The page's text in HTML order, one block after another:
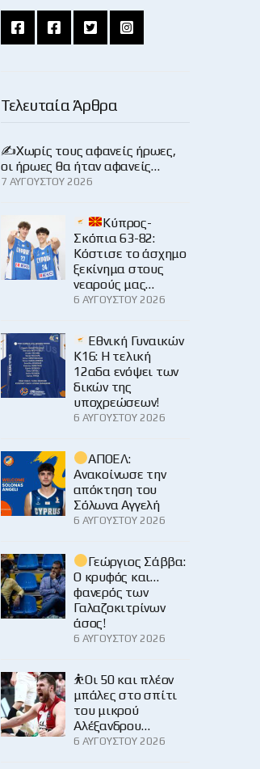
Τελευταία Άρθρα
✍️Χωρίς τους αφανείς ήρωες,
οι ήρωες θα ήταν αφανείς…
7 ΑΥΓΟΎΣΤΟΥ 2026
Κύπρος-
Σκόπια 63-82:
Κόστισε το άσχημο
ξεκίνημα στους
νεαρούς μας…
6 ΑΥΓΟΎΣΤΟΥ 2026
Εθνική Γυναικών
Κ16: Η τελική
12αδα ενόψει των
δικών της
υποχρεώσεων!
6 ΑΥΓΟΎΣΤΟΥ 2026
ΑΠΟΕΛ:
Ανακοίνωσε την
απόκτηση του
Σόλωνα Αγγελή
6 ΑΥΓΟΎΣΤΟΥ 2026
Γεώργιος Σάββα:
Ο κρυφός και…
φανερός των
Γαλαζοκιτρίνων
άσος!
6 ΑΥΓΟΎΣΤΟΥ 2026
⛹️Οι 50 και πλέον
μπάλες στο σπίτι
του μικρού
Αλέξανδρου…
6 ΑΥΓΟΎΣΤΟΥ 2026